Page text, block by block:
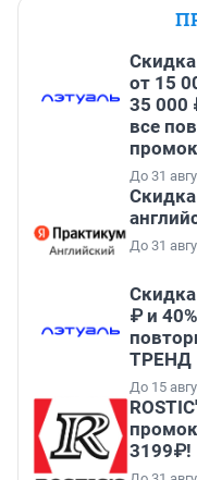
от 15
35 000
все
До 31
До 31
Скидка
₽ и
ТРЕНД
До 15
3199₽!